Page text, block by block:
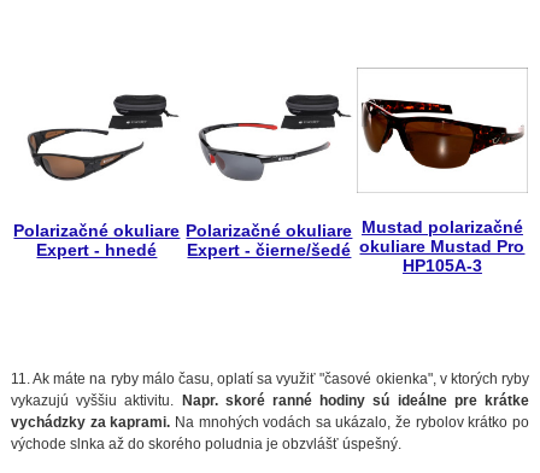
Polarizačné okuliare
Expert - hnedé
Polarizačné okuliare
Expert - čierne/šedé
Mustad polarizačné
okuliare Mustad Pro
HP105A-3
11. Ak máte na ryby málo času, oplatí sa využiť "časové okienka", v ktorých ryby
vykazujú vyššiu aktivitu. Napr. skoré ranné hodiny sú ideálne pre krátke
vychádzky za kaprami. Na mnohých vodách sa ukázalo, že rybolov krátko po
východe slnka až do skorého poludnia je obzvlášť úspešný.